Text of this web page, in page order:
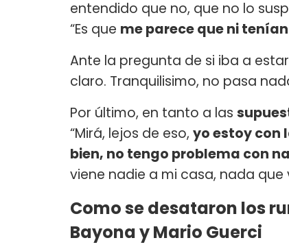
entendido que no, que no lo
“Es que me parece que ni
Ante la pregunta de si iba a
claro. Tranquilisimo, no pasa
Por último, en tanto a las
“Mirá, lejos de eso, yo estoy con
bien, no tengo problema con
viene nadie a mi casa, nada que
Como se desataron los
Bayona y Mario Guerci